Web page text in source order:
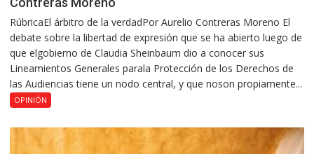
RúbricaEl árbitro de la verdadPor Aurelio Contreras Moreno El
debate sobre la libertad de expresión que se ha abierto luego de
que elgobierno de Claudia Sheinbaum dio a conocer sus
Lineamientos Generales parala Protección de los Derechos de
las Audiencias tiene un nodo central, y que noson propiamente...
OPINIÓN